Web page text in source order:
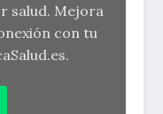
salud. Mejora
con tu